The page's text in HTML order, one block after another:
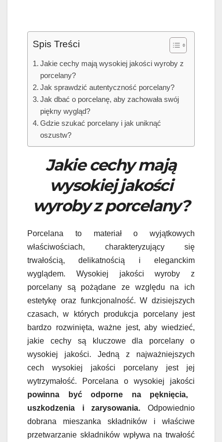
Spis Treści
Jakie cechy mają wysokiej jakości wyroby z
porcelany?
Jak sprawdzić autentyczność porcelany?
Jak dbać o porcelanę, aby zachowała swój
piękny wygląd?
Gdzie szukać porcelany i jak uniknąć
oszustw?
Jakie cechy mają
wysokiej jakości
wyroby z porcelany?
Porcelana to materiał o wyjątkowych
właściwościach, charakteryzujący się
trwałością, delikatnością i eleganckim
wyglądem. Wysokiej jakości wyroby z
porcelany są pożądane ze względu na ich
estetykę oraz funkcjonalność. W dzisiejszych
czasach, w których produkcja porcelany jest
bardzo rozwinięta, ważne jest, aby wiedzieć,
jakie cechy są kluczowe dla porcelany o
wysokiej jakości. Jedną z najważniejszych
cech wysokiej jakości porcelany jest jej
wytrzymałość. Porcelana o wysokiej jakości
powinna być odporne na pęknięcia,
uszkodzenia i zarysowania. Odpowiednio
dobrana mieszanka składników i właściwe
przetwarzanie składników wpływa na trwałość